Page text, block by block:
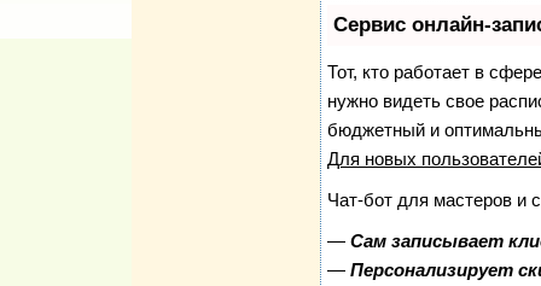
Сервис онлайн-
Тот, кто работает в
нужно видеть свое
бюджетный и
Для новых
Чат-бот для мастеров и
— Сам записывает
— Персонализирует